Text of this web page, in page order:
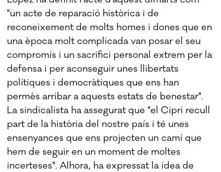
"un acte de reparació històrica i de
reconeixement de molts homes i dones que en
una època molt complicada van posar el seu
compromís i un sacrifici personal extrem per la
defensa i per aconseguir unes llibertats
polítiques i democràtiques que ens han
permès arribar a aquests estats de benestar".
La sindicalista ha assegurat que "el Cipri recull
part de la història del nostre país i té unes
ensenyances que ens projecten un camí que
hem de seguir en un moment de moltes
incerteses". Alhora, ha expressat la idea de